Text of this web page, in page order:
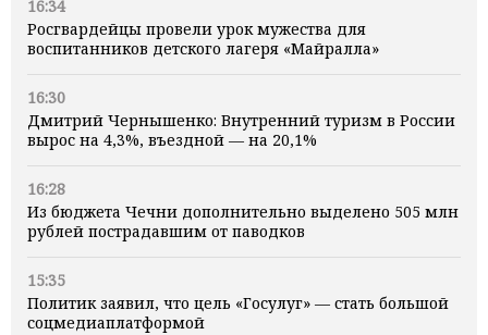
16:34
Росгвардейцы провели урок мужества для
воспитанников детского лагеря «Майралла»
16:30
Дмитрий Чернышенко: Внутренний туризм в России
вырос на 4,3%, въездной — на 20,1%
16:28
Из бюджета Чечни дополнительно выделено 505 млн
рублей пострадавшим от паводков
15:35
Политик заявил, что цель «Госулуг» — стать большой
соцмедиаплатформой